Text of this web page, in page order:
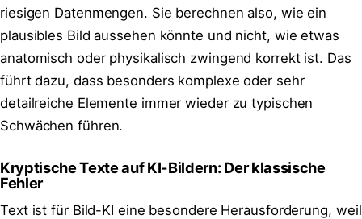
riesigen Datenmengen. Sie berechnen also, wie ein
plausibles Bild aussehen könnte und nicht, wie etwas
anatomisch oder physikalisch zwingend korrekt ist. Das
führt dazu, dass besonders komplexe oder sehr
detailreiche Elemente immer wieder zu typischen
Schwächen führen.
Kryptische Texte auf KI-Bildern: Der klassische
Fehler
Text ist für Bild-KI eine besondere Herausforderung, weil